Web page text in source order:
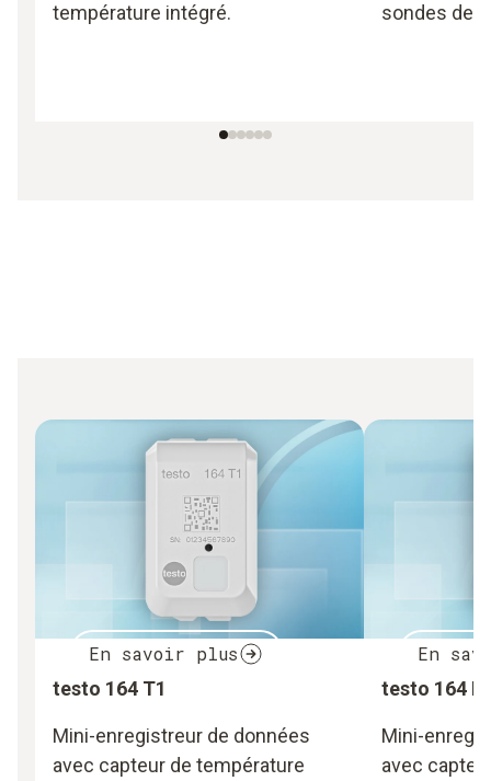
température intégré.
sondes de
En savoir plus
testo 164 T1
Mini-enregistreur de données
avec capteur de température
En
testo 164
Mini-
avec